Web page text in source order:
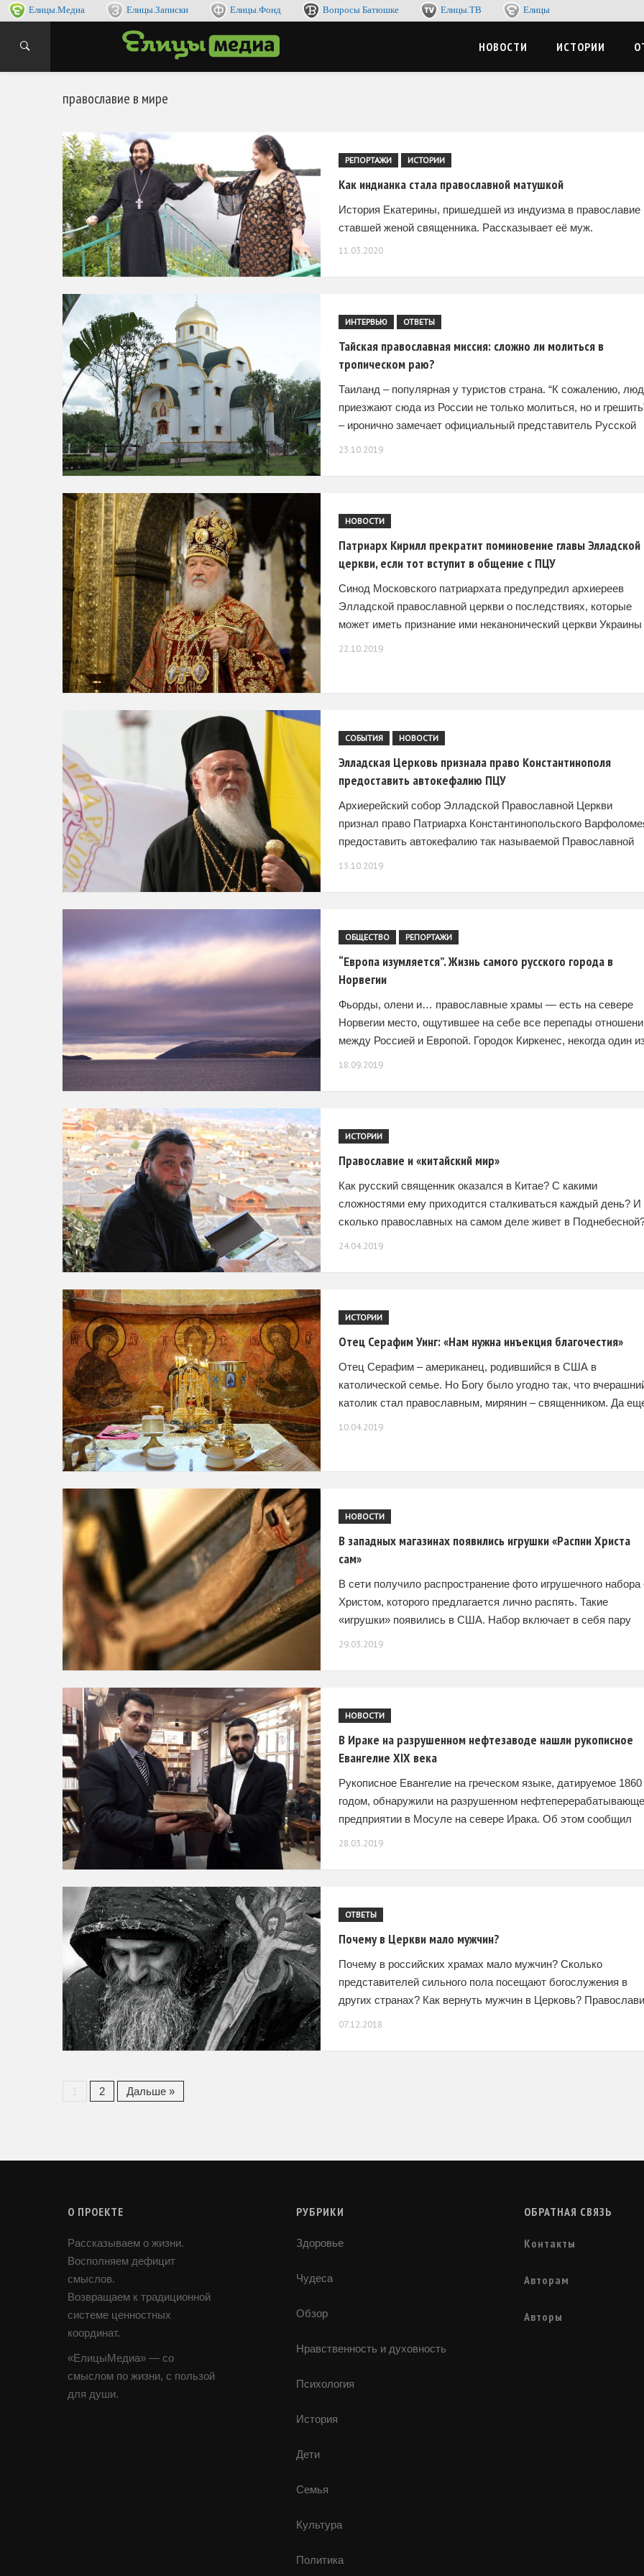
Елицы.Медиа Елицы.Записки Елицы.Фонд Вопросы Батюшке Елицы.ТВ Елицы
НОВОСТИ ИСТОРИИ
православие в мире
РЕПОРТАЖИ ИСТОРИИ
Как индианка стала православной матушкой
История Екатерины, пришедшей из индуизма в православие
ставшей женой священника. Рассказывает её муж.
11.03.2020
ИНТЕРВЬЮ ОТВЕТЫ
Тайская православная миссия: сложно ли молиться в
тропическом раю?
Таиланд – популярная у туристов страна. “К сожалению,
приезжают сюда из России не только молиться, но и
– иронично замечает официальный представитель Русской
23.10.2019
НОВОСТИ
Патриарх Кирилл прекратит поминовение главы Элладской
церкви, если тот вступит в общение с ПЦУ
Синод Московского патриархата предупредил архиереев
Элладской православной церкви о последствиях, которые
может иметь признание ими неканонический церкви Украины
22.10.2019
СОБЫТИЯ НОВОСТИ
Элладская Церковь признала право Константинополя
предоставить автокефалию ПЦУ
Архиерейский собор Элладской Православной Церкви
признал право Патриарха Константинопольского
предоставить автокефалию так называемой Православной
ратифицировать
15.10.2019
ОБЩЕСТВО РЕПОРТАЖИ
“Европа изумляется”. Жизнь самого русского города в
Норвегии
Фьорды, олени и… православные храмы — есть на севере
Норвегии место, ощутившее на себе все перепады
между Россией и Европой. Городок Киркенес, некогда один
18.09.2019
ИСТОРИИ
Православие и «китайский мир»
Как русский священник оказался в Китае? С какими
сложностями ему приходится сталкиваться каждый день? И
сколько православных на самом деле живет в
24.04.2019
ИСТОРИИ
Отец Серафим Уинг: «Нам нужна инъекция благочестия»
Отец Серафим – американец, родившийся в США в
католической семье. Но Богу было угодно так, что
католик стал православным, мирянин – священником. Да
10.04.2019
НОВОСТИ
В западных магазинах появились игрушки «Распни Христа
сам»
В сети получило распространение фото игрушечного набора
Христом, которого предлагается лично распять. Такие
«игрушки» появились в США. Набор включает в себя пару
29.03.2019
НОВОСТИ
В Ираке на разрушенном нефтезаводе нашли рукописное
Евангелие XIX века
Рукописное Евангелие на греческом языке, датируемое 1860
годом, обнаружили на разрушенном
предприятии в Мосуле на севере Ирака. Об этом сообщил
28.03.2019
ОТВЕТЫ
Почему в Церкви мало мужчин?
Почему в российских храмах мало мужчин? Сколько
представителей сильного пола посещают богослужения в
других странах? Как вернуть мужчин в Церковь?
07.12.2018
2 Дальше »
О ПРОЕКТЕ
Рассказываем о жизни.
Восполняем дефицит
смыслов.
Возвращаем к традиционной
системе ценностных
координат.
«ЕлицыМедиа» — со
смыслом по жизни, с пользой
для души.
РУБРИКИ
Здоровье
Чудеса
Обзор
Нравственность и духовность
Психология
История
Дети
Семья
Культура
Политика
ОБРАТНАЯ СВЯЗЬ
Контакты
Авторам
Авторы